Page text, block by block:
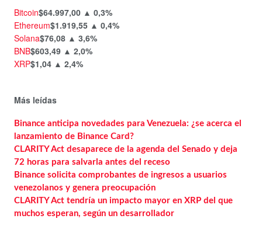
Bitcoin$64.997,00 ▲ 0,3%
Ethereum$1.919,55 ▲ 0,4%
Solana$76,08 ▲ 3,6%
BNB$603,49 ▲ 2,0%
XRP$1,04 ▲ 2,4%
Más leídas
Binance anticipa novedades para Venezuela: ¿se acerca el
lanzamiento de Binance Card?
CLARITY Act desaparece de la agenda del Senado y deja
72 horas para salvarla antes del receso
Binance solicita comprobantes de ingresos a usuarios
venezolanos y genera preocupación
CLARITY Act tendría un impacto mayor en XRP del que
muchos esperan, según un desarrollador